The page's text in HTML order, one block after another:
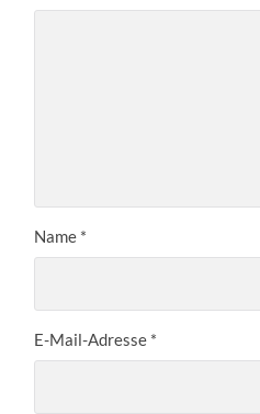
Name *
E-Mail-Adresse *